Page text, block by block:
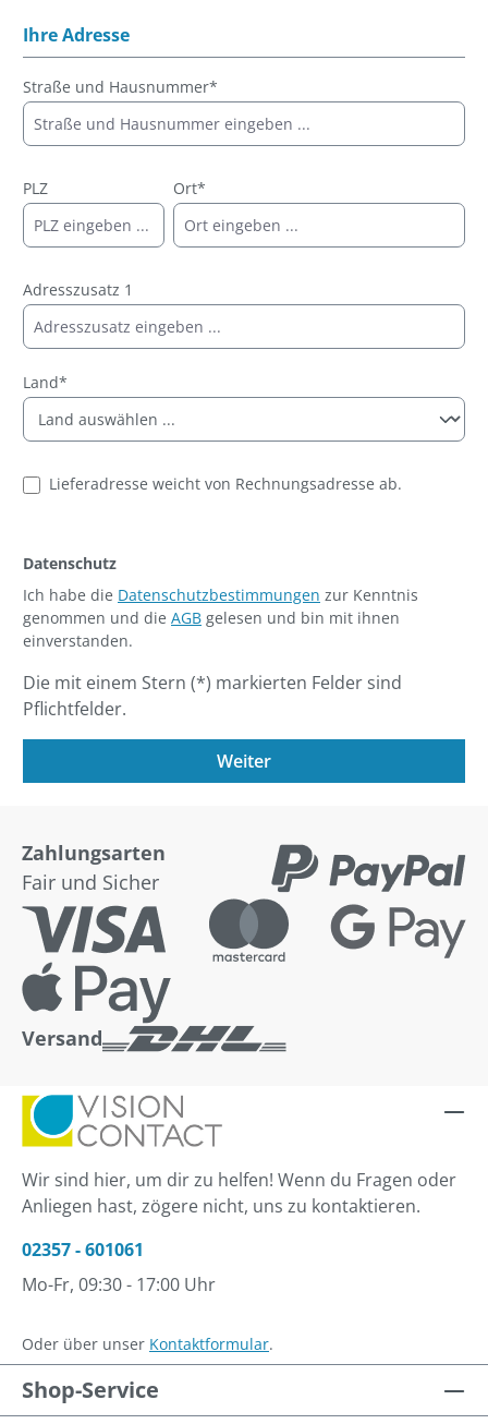
Ihre Adresse
Straße und Hausnummer*
PLZ Ort*
Adresszusatz 1
Land*
Lieferadresse weicht von Rechnungsadresse ab.
Datenschutz
Ich habe die Datenschutzbestimmungen zur Kenntnis
genommen und die AGB gelesen und bin mit ihnen
einverstanden.
Die mit einem Stern (*) markierten Felder sind
Pflichtfelder.
Weiter
Zahlungsarten
Fair und Sicher
Versand
Wir sind hier, um dir zu helfen! Wenn du Fragen oder
Anliegen hast, zögere nicht, uns zu kontaktieren.
02357 - 601061
Mo-Fr, 09:30 - 17:00 Uhr
Oder über unser Kontaktformular.
Shop-Service